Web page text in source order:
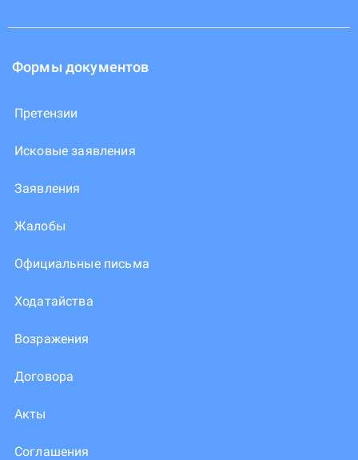
Формы документов
Претензии
Исковые заявления
Заявления
Жалобы
Официальные письма
Ходатайства
Возражения
Договора
Акты
Соглашения